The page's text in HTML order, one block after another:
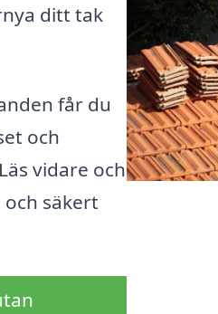
ditt tak
får du
och
vidare och
säkert